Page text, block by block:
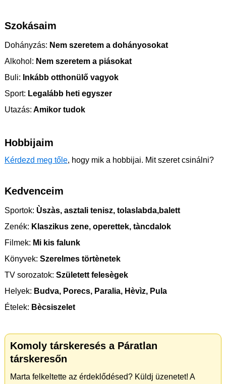
Szokásaim
Dohányzás: Nem szeretem a dohányosokat
Alkohol: Nem szeretem a piásokat
Buli: Inkább otthonülő vagyok
Sport: Legalább heti egyszer
Utazás: Amikor tudok
Hobbijaim
Kérdezd meg tőle, hogy mik a hobbijai. Mit szeret csinálni?
Kedvenceim
Sportok: Ùszàs, asztali tenisz, tolaslabda,balett
Zenék: Klaszikus zene, operettek, tàncdalok
Filmek: Mi kis falunk
Könyvek: Szerelmes törtènetek
TV sorozatok: Született felesègek
Helyek: Budva, Porecs, Paralia, Hèvìz, Pula
Ételek: Bècsiszelet
Komoly társkeresés a Páratlan
társkeresőn
Marta felkeltette az érdeklődésed? Küldj üzenetet! A